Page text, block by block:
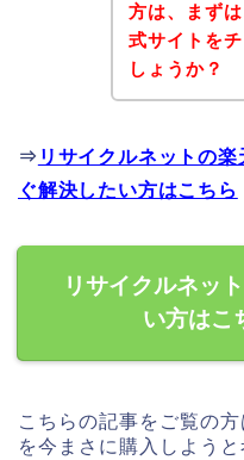
方は、まず
式サイトを
しょうか？
⇒ リサイクルネットの
ぐ解決したい方はこちら
リサイクルネッ
い方はこ
こちらの記事をご覧の
を今まさに購入しよう